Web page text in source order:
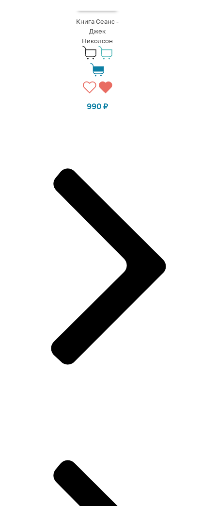
Книга Сеанс -
Джек
Николсон
990₽